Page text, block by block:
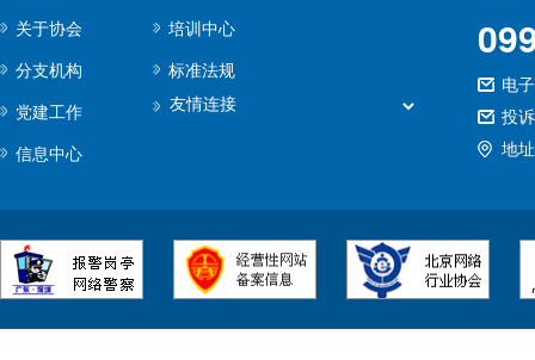
关于协会
分支机构
党建工作
信息中心
培训中心
标准法规
电
投
地